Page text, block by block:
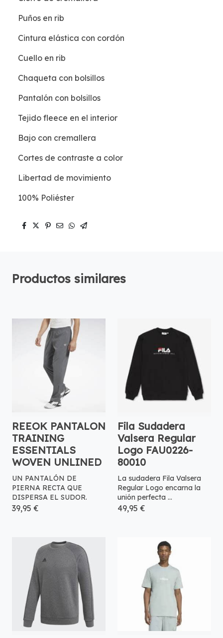
Puños en rib
Cintura elástica con cordón
Cuello en rib
Chaqueta con bolsillos
Pantalón con bolsillos
Tejido fleece en el interior
Bajo con cremallera
Cortes de contraste a color
Libertad de movimiento
100% Poliéster
Productos similares
REEOK PANTALON
TRAINING
ESSENTIALS
WOVEN UNLINED
UN PANTALÓN DE
PIERNA RECTA QUE
DISPERSA EL SUDOR.
39,95 €
Fila Sudadera
Valsera Regular
Logo FAU0226-
80010
La sudadera Fila Valsera
Regular Logo encarna la
unión perfecta ...
49,95 €